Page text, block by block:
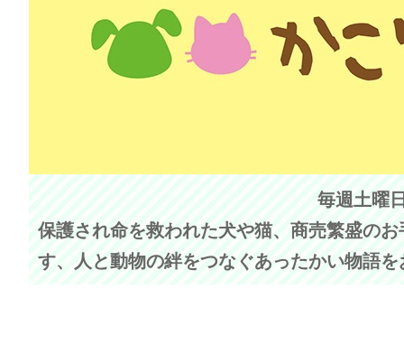
毎週土曜
保護され命を救われた犬や猫、商売繁盛の
す、人と動物の絆をつなぐあったかい物語